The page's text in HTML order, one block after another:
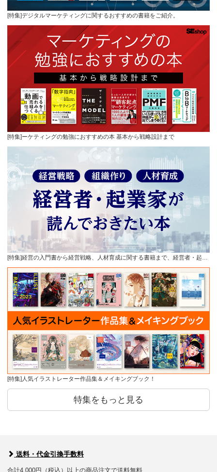
[特集]デジタルマーケティングに関するおすすめの書籍をご紹介。
[特集]ーケティングの勉強におすすめの本 基本から戦略設計まで
[特集]経営の入門書から経営戦略、人材育成に関する書籍まで、経営者・起…
[特集]人気イラストレーター作品集＆メイキングブック！
特集をもっと見る
送料・代金引換手数料
合計4,000円（税込）以上の商品注文で送料無料